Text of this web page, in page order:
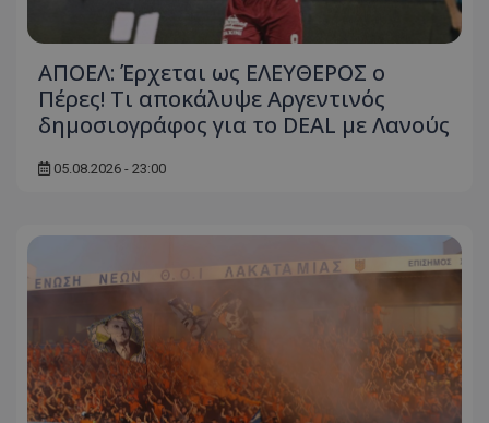
ΑΠΟΕΛ: Έρχεται ως ΕΛΕΥΘΕΡΟΣ ο
Πέρες! Τι αποκάλυψε Αργεντινός
δημοσιογράφος για το DEAL με Λανούς
05.08.2026 - 23:00